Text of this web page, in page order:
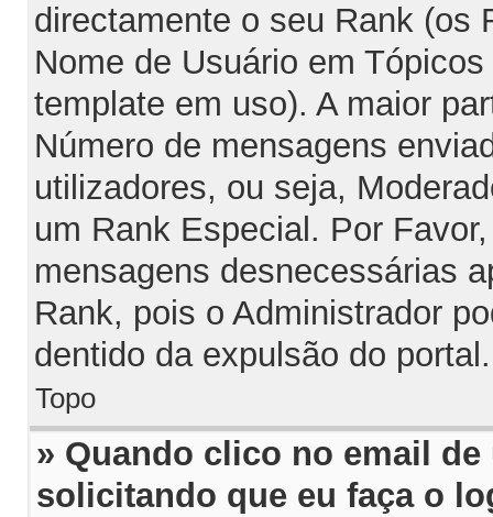
directamente o seu Rank (os
Nome de Usuário em
template em uso). A maior
Número de mensagens
utilizadores, ou seja,
um Rank Especial. Por
mensagens desnecessárias
Rank, pois o Administrador
dentido da expulsão do portal.
Topo
» Quando clico no email
solicitando que eu faça o